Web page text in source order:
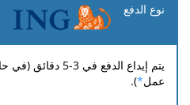
نوع
الوصف
النسبة
الحد
عمل*
).